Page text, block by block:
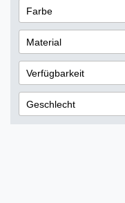
€
Farbe
Schwarz
Material
Holz
Verfügbarkeit
sofort lieferbar
nicht lieferbar
Geschlecht